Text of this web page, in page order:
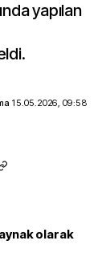
yapılan
15.05.2026, 09:58
olarak